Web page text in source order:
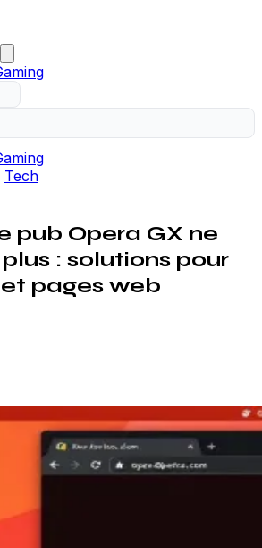
Tech
pub Opera GX ne
: solutions pour
pages web